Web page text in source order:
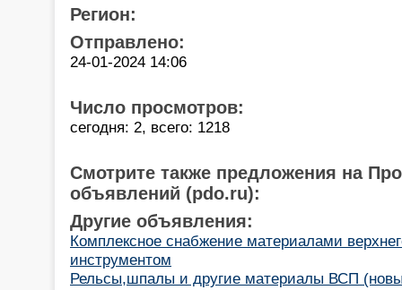
Регион:
Отправлено:
24-01-2024 14:06
Число просмотров:
сегодня: 2, всего: 1218
Смотрите также предложения на
объявлений (pdo.ru):
Другие объявления:
Комплексное снабжение материалами
инструментом
Рельсы,шпалы и другие материалы ВСП